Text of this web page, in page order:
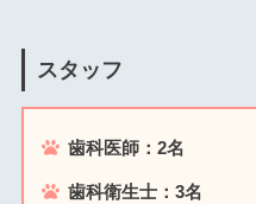
スタッフ
歯科医師：2名
歯科衛生士：3名